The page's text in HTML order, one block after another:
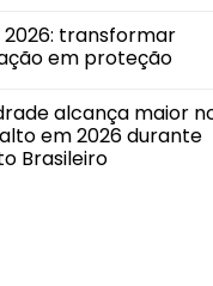
2026: transformar
em proteção
alcança maior
em 2026 durante
Brasileiro